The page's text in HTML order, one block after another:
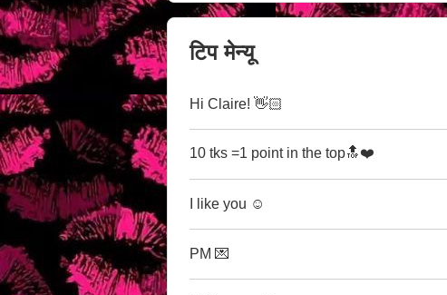
टिप मेन्यू
Hi Claire! 👋🏻
10 tks =1 point in the top🔝❤️
I like you ☺️
PM 💌